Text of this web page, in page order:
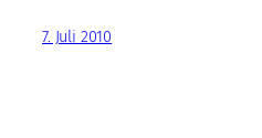
7. Juli 2010